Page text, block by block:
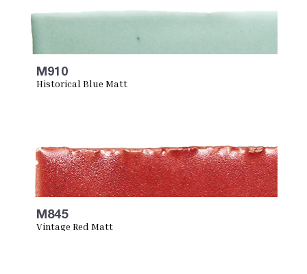
M910
Historical Blue Matt
M845
Vintage Red Matt